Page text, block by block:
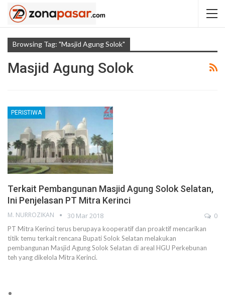
Browsing Tag: "Masjid Agung Solok"
Masjid Agung Solok
PERISTIWA
Terkait Pembangunan Masjid Agung Solok Selatan,
Ini Penjelasan PT Mitra Kerinci
M. NURROZIKAN 30 Mar 2018 0
PT Mitra Kerinci terus berupaya kooperatif dan proaktif mencarikan
titik temu terkait rencana Bupati Solok Selatan melakukan
pembangunan Masjid Agung Solok Selatan di areal HGU Perkebunan
teh yang dikelola Mitra Kerinci.